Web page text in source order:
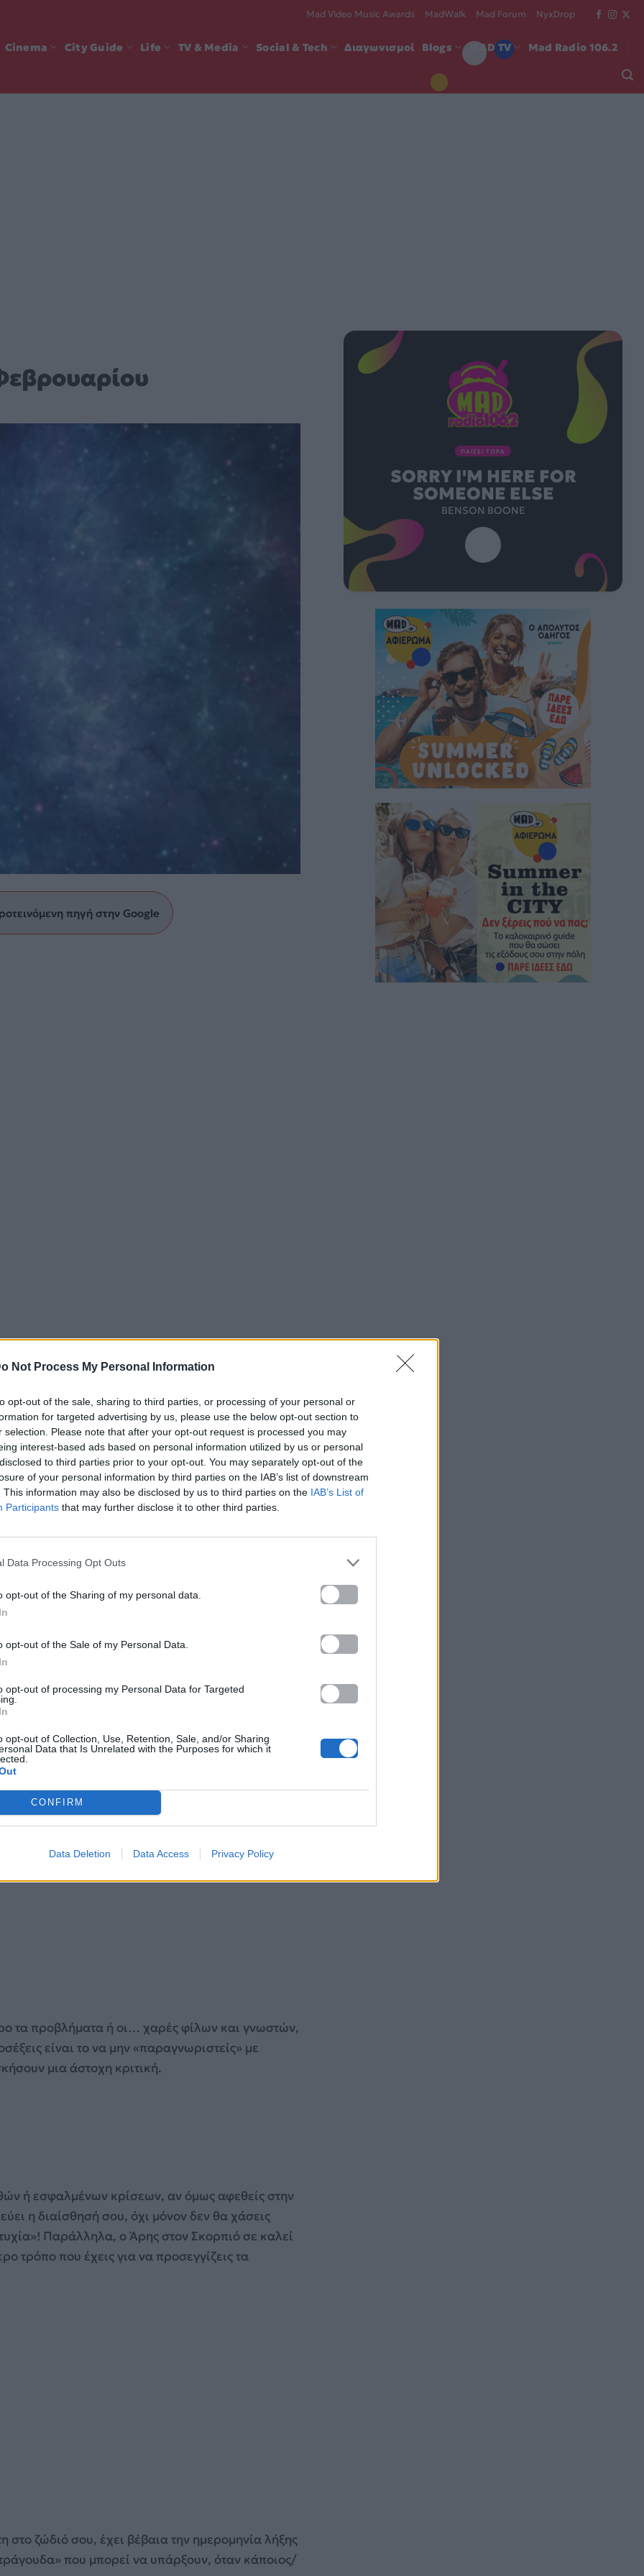
Not Process My Personal Information
opt-out of the sale, sharing to third parties, or processing of your personal or
for targeted advertising by us, please use the below opt-out section to
selection. Please note that after your opt-out request is processed you may
interest-based ads based on personal information utilized by us or personal
to third parties prior to your opt-out. You may separately opt-out of the
of your personal information by third parties on the IAB’s list of downstream
This information may also be disclosed by us to third parties on the IAB’s List of
Participants that may further disclose it to other third parties.
Data Processing Opt Outs
opt-out of the Sharing of my personal data.
opt-out of the Sale of my Personal Data.
opt-out of processing my Personal Data for Targeted
opt-out of Collection, Use, Retention, Sale, and/or Sharing
Data that Is Unrelated with the Purposes for which it
CONFIRM
Data Deletion Data Access Privacy Policy
Mad Video Music Awards MadWalk Mad Forum NyxDrop
Cinema City Guide Life TV & Media Social & Tech Διαγωνισμοί Blogs MAD TV Mad Radio 106.2
πηγή στην Google
και οικονομικές σου βλέψεις, αφού το
σου στοιχίσουν. Επιπλέον στις επαφές και τις
βέβαιο ότι τα πράγματα δεν είναι όπως σου
να αναβιώσει φιλίες αλλά και
τα προβλήματα ή οι… χαρές φίλων και γνωστών,
είναι το να μην «παραγνωριστείς» με
μια άστοχη κριτική.
ή εσφαλμένων κρίσεων, αν όμως αφεθείς στην
η διαίσθησή σου, όχι μόνον δεν θα χάσεις
Παράλληλα, ο Άρης στον Σκορπιό σε καλεί
τρόπο που έχεις για να προσεγγίζεις τα
ζώδιό σου, έχει βέβαια την ημερομηνία λήξης
που μπορεί να υπάρξουν, όταν κάποιος/
ΠΑΙΖΕΙ ΤΩΡΑ
SORRY I'M HERE FOR
SOMEONE ELSE
BENSON BOONE